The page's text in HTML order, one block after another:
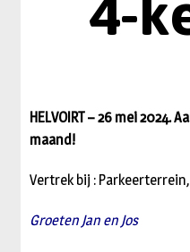
HELVOIRT – 26 mei
maand!
Vertrek bij :
Groeten Jan en Jos